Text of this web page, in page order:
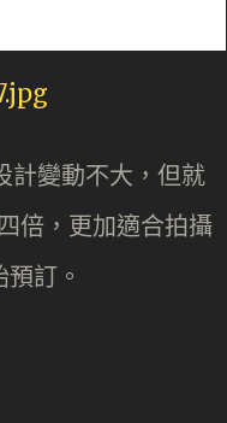
計變動不大，但就
倍，更加適合拍攝
訂。